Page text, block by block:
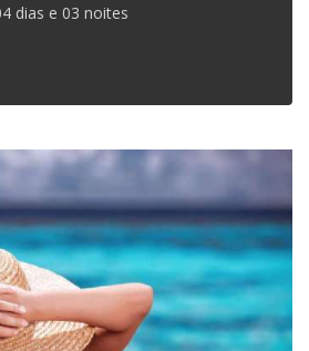
dias e 03 noites